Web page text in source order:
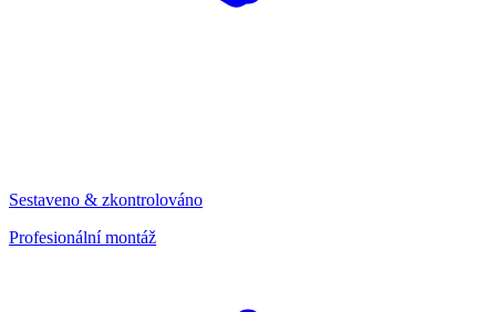
Sestaveno & zkontrolováno
Profesionální montáž